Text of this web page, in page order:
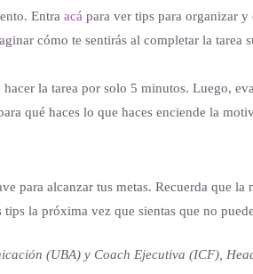
Entra acá para ver tips para organizar
cómo te sentirás al completar la tarea
hacer la tarea por solo 5 minutos. Luego,
qué haces lo que haces enciende la
para alcanzar tus metas. Recuerda que
la próxima vez que sientas que no
(UBA) y Coach Ejecutiva (ICF),